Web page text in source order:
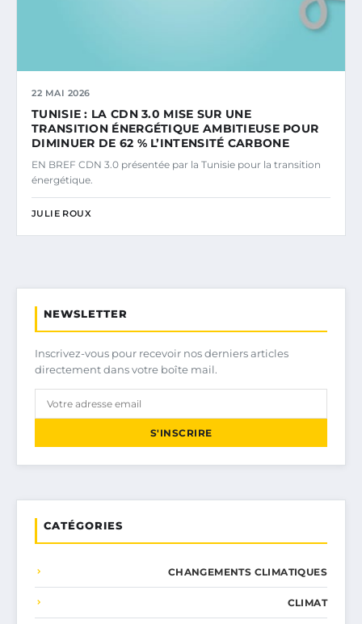
22 MAI 2026
TUNISIE : LA CDN 3.0 MISE SUR UNE
TRANSITION ÉNERGÉTIQUE AMBITIEUSE POUR
DIMINUER DE 62 % L’INTENSITÉ CARBONE
EN BREF CDN 3.0 présentée par la Tunisie pour la transition
énergétique.
JULIE ROUX
NEWSLETTER
Inscrivez-vous pour recevoir nos derniers articles
directement dans votre boîte mail.
S'INSCRIRE
CATÉGORIES
CHANGEMENTS CLIMATIQUES
CLIMAT